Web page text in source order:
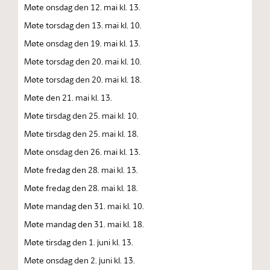
Møte onsdag den 12. mai kl. 13.
Møte torsdag den 13. mai kl. 10.
Møte onsdag den 19. mai kl. 13.
Møte torsdag den 20. mai kl. 10.
Møte torsdag den 20. mai kl. 18.
Møte den 21. mai kl. 13.
Møte tirsdag den 25. mai kl. 10.
Møte tirsdag den 25. mai kl. 18.
Møte onsdag den 26. mai kl. 13.
Møte fredag den 28. mai kl. 13.
Møte fredag den 28. mai kl. 18.
Møte mandag den 31. mai kl. 10.
Møte mandag den 31. mai kl. 18.
Møte tirsdag den 1. juni kl. 13.
Møte onsdag den 2. juni kl. 13.